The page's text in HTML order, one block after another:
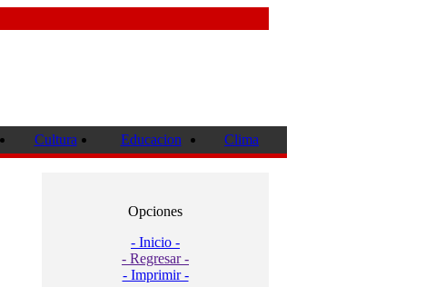
Cultura Educacion Clima
Opciones
- Inicio -
- Regresar -
- Imprimir -